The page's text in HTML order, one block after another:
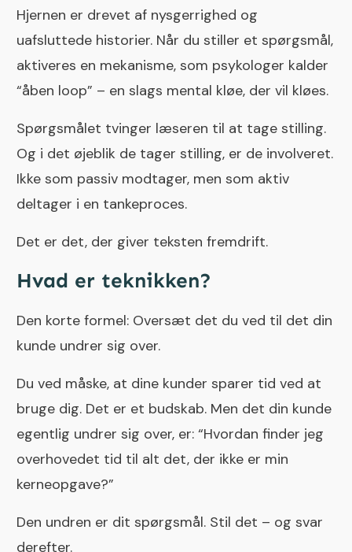
Hjernen er drevet af nysgerrighed og
uafsluttede historier. Når du stiller et spørgsmål,
aktiveres en mekanisme, som psykologer kalder
“åben loop” – en slags mental kløe, der vil kløes.
Spørgsmålet tvinger læseren til at tage stilling.
Og i det øjeblik de tager stilling, er de involveret.
Ikke som passiv modtager, men som aktiv
deltager i en tankeproces.
Det er det, der giver teksten fremdrift.
Hvad er teknikken?
Den korte formel: Oversæt det du ved til det din
kunde undrer sig over.
Du ved måske, at dine kunder sparer tid ved at
bruge dig. Det er et budskab. Men det din kunde
egentlig undrer sig over, er: “Hvordan finder jeg
overhovedet tid til alt det, der ikke er min
kerneopgave?”
Den undren er dit spørgsmål. Stil det – og svar
derefter.